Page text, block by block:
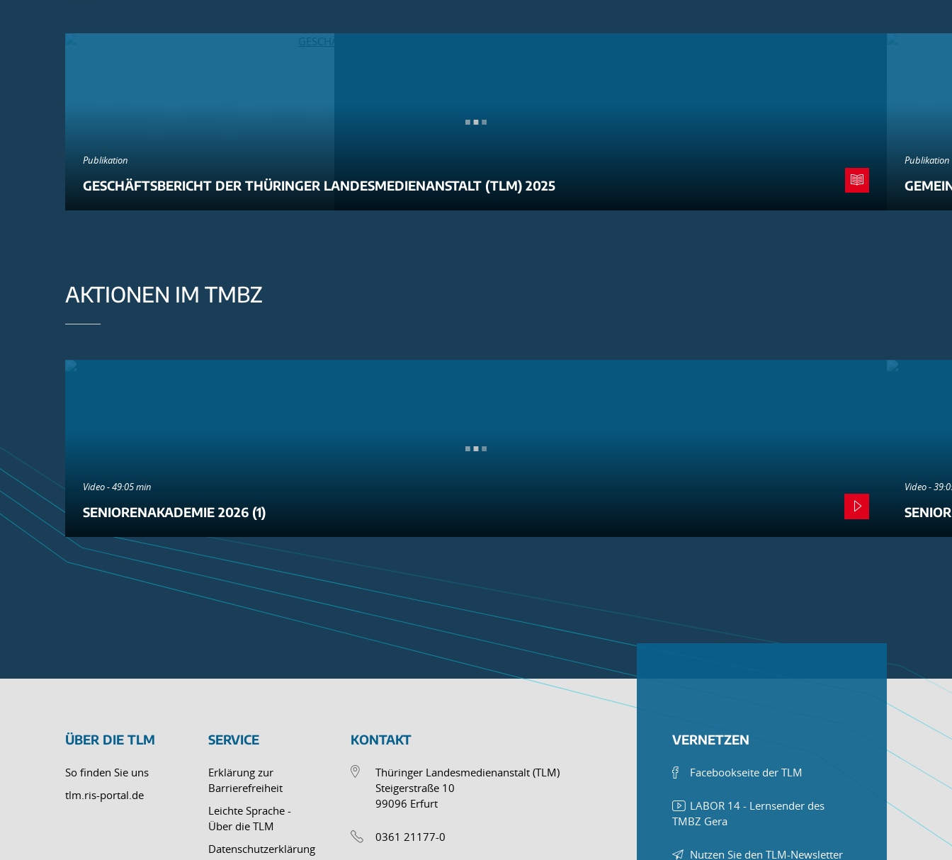
Publikation
GESCHÄFTSBERICHT DER THÜRINGER LANDESMEDIENANSTALT (TLM) 2025
Publikation
AKTIONEN IM TMBZ
Video - 49:05 min
SENIORENAKADEMIE 2026 (1)
Video -
ÜBER DIE TLM
So finden Sie uns
tlm.ris-portal.de
SERVICE
Erklärung zur
Barrierefreiheit
Leichte Sprache -
Über die TLM
Datenschutzerklärung
KONTAKT
Thüringer Landesmedienanstalt (TLM)
Steigerstraße 10
99096 Erfurt
0361 21177-0
VERNETZEN
Facebookseite der TLM
LABOR 14 - Lernsender des
TMBZ Gera
Nutzen Sie den TLM-Newsletter